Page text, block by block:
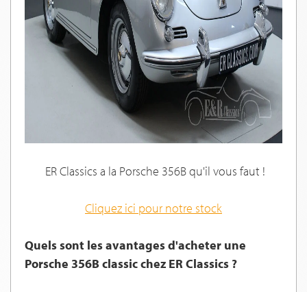
ER Classics a la Porsche 356B qu'il vous faut !
Cliquez ici pour notre stock
Quels sont les avantages d'acheter une
Porsche 356B classic chez ER Classics ?